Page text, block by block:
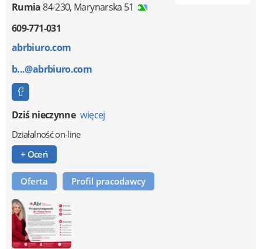
Rumia84-230, Marynarska 51
609-771-031
abrbiuro.com
b...@abrbiuro.com
Dziś nieczynne więcej
Działalność on-line
+ Oceń
Oferta Profil pracodawcy